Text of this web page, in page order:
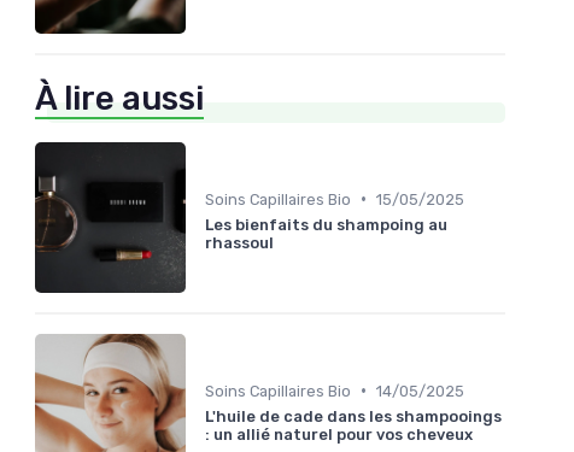
À lire aussi
Soins Capillaires Bio • 15/05/2025
Les bienfaits du shampoing au
rhassoul
Soins Capillaires Bio • 14/05/2025
L'huile de cade dans les shampooings
: un allié naturel pour vos cheveux